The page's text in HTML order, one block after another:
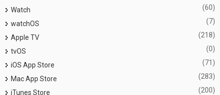
Watch (60)
watchOS (7)
Apple TV (218)
tvOS (0)
iOS App Store (71)
Mac App Store (283)
iTunes Store (200)